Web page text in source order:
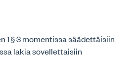
1 § 3 momentissa säädettäisiin
lakia sovellettaisiin